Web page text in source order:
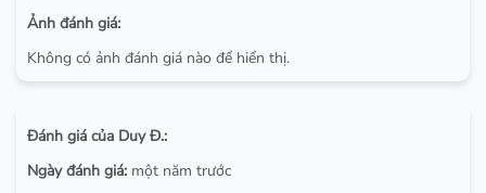
Ảnh đánh giá:
Không có ảnh đánh giá nào để hiển thị.
Đánh giá của Duy Đ.:
Ngày đánh giá: một năm trước